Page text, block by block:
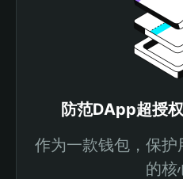
防范DApp超授
作为一款钱包，保
的核